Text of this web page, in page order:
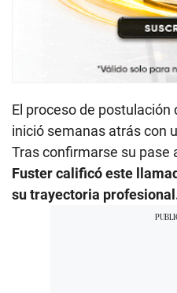
El proceso de postulación
inició semanas atrás con
Tras confirmarse su pase
Fuster calificó este
su trayectoria